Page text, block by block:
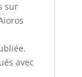
sur
avec